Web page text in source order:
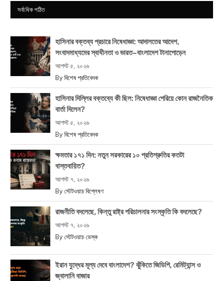
সর্বাধিক পঠিত
হাসিনার বক্তব্য প্রচারে নিষেধাজ্ঞা: আদালতের আদেশ,
সংবাদমাধ্যমের স্বাধীনতা ও ভারত–বাংলাদেশ টানাপোড়েন
আগস্ট ৫, ২০২৬
By বিশেষ প্রতিবেদক
হাসিনার দিল্লির বক্তব্যে কী ছিল: নিষেধাজ্ঞা পেরিয়ে কোন রাজনৈতিক
বার্তা দিলেন?
আগস্ট ৫, ২০২৬
By বিশেষ প্রতিবেদক
ক্ষমতার ১৭১ দিন: নতুন সরকারের ১০ প্রতিশ্রুতির কতটা
বাস্তবায়িত?
আগস্ট ৭, ২০২৬
By স্টেটওয়াচ বিশ্লেষণ
রাজনীতি বদলেছে, কিন্তু রাষ্ট্র পরিচালনার সংস্কৃতি কি বদলেছে?
আগস্ট ৭, ২০২৬
By স্টেটওয়াচ ডেস্ক
ইরান যুদ্ধের মূল্য দেবে বাংলাদেশ? ঝুঁকিতে জিডিপি, রেমিট্যান্স ও
জ্বালানি বাজার